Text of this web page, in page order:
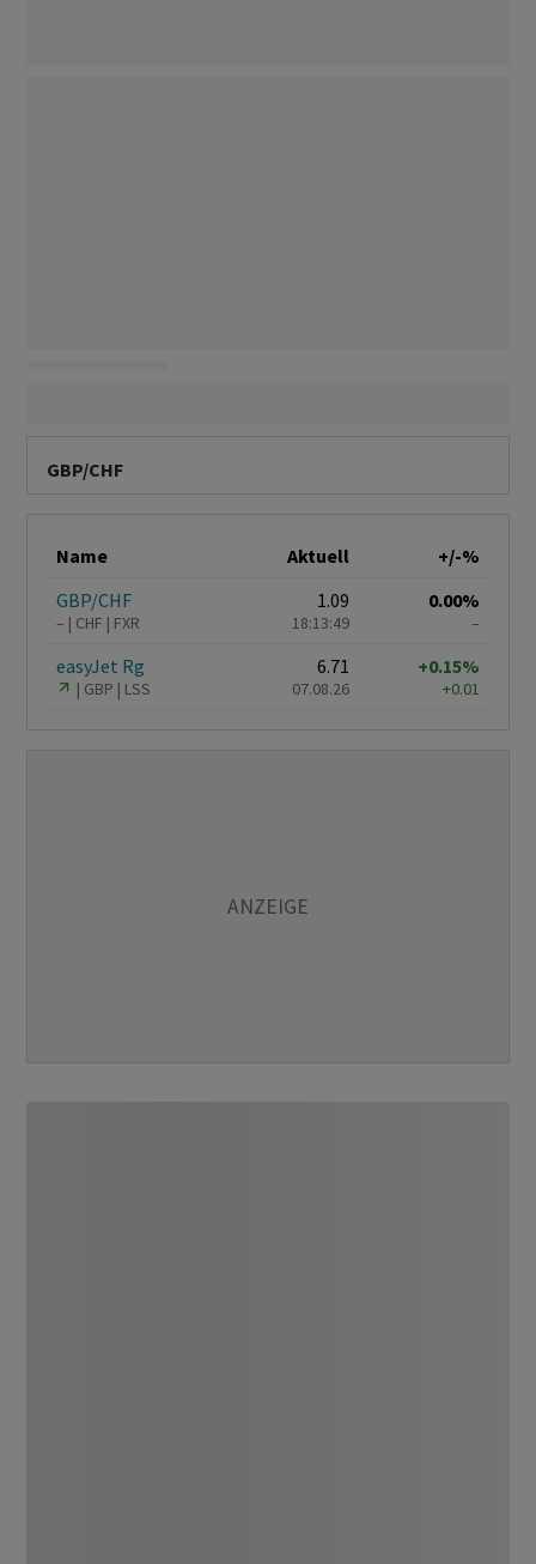
GBP/CHF
Name Aktuell
+/-%
GBP/CHF
– CHF FXR
1.09
18:13:49
0.00%
–
easyJet Rg
GBP LSS
6.71
07.08.26
+0.15%
+0.01